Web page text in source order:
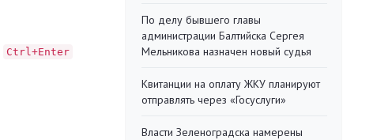
Ctrl+Enter
По делу бывшего главы
администрации Балтийска Сергея
Мельникова назначен новый судья
Квитанции на оплату ЖКУ планируют
отправлять через «Госуслуги»
Власти Зеленоградска намерены